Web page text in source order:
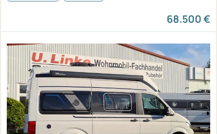
68.500 €